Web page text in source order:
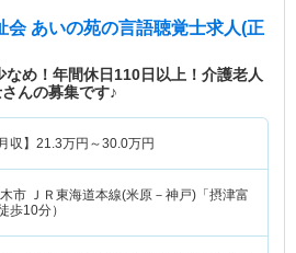
会 あいの苑の言語聴覚士求人(正
なめ！年間休日110日以上！介護老人
んの募集です♪
収】 21.3万円～30.0万円
市 ＪＲ東海道本線(米原－神戸)「摂津富
歩10分）